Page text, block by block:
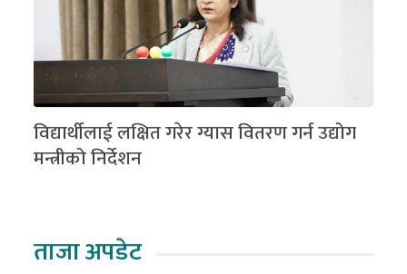
विद्यार्थीलाई लक्षित गरेर ग्यास वितरण गर्न उद्योग
मन्त्रीको निर्देशन
ताजा अपडेट